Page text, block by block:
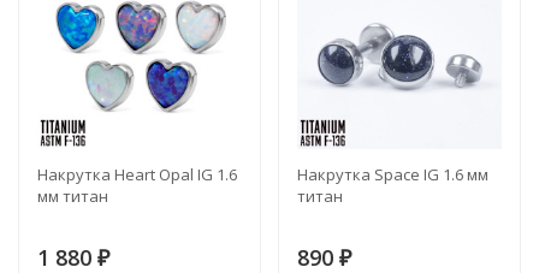
Накрутка Heart Opal IG 1.6
мм титан
1 880 ₽
Накрутка Space IG 1.6 мм
титан
890 ₽